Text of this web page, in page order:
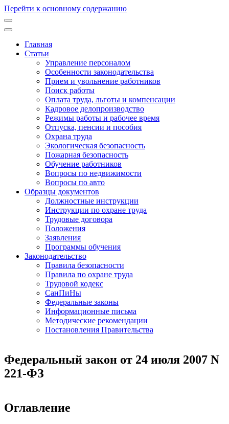
Перейти к основному содержанию
Основная
навигация
Главная
Статьи
Управление персоналом
Особенности законодательства
Прием и увольнение работников
Поиск работы
Оплата труда, льготы и компенсации
Кадровое делопроизводство
Режимы работы и рабочее время
Отпуска, пенсии и пособия
Охрана труда
Экологическая безопасность
Пожарная безопасность
Обучение работников
Вопросы по недвижимости
Вопросы по авто
Образцы документов
Должностные инструкции
Инструкции по охране труда
Трудовые договора
Положения
Заявления
Программы обучения
Законодательство
Правила безопасности
Правила по охране труда
Трудовой кодекс
СанПиНы
Федеральные законы
Информационные письма
Методические рекомендации
Постановления Правительства
Федеральный закон от 24 июля 2007 N
221-ФЗ
Оглавление